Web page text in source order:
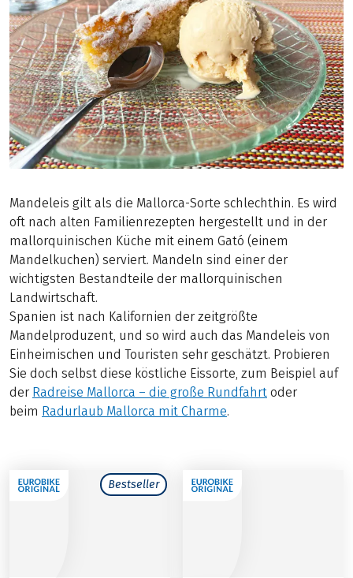
Mandeleis gilt als die Mallorca-Sorte schlechthin. Es wird
oft nach alten Familienrezepten hergestellt und in der
mallorquinischen Küche mit einem Gató (einem
Mandelkuchen) serviert. Mandeln sind einer der
wichtigsten Bestandteile der mallorquinischen
Landwirtschaft.
Spanien ist nach Kalifornien der zeitgrößte
Mandelproduzent, und so wird auch das Mandeleis von
Einheimischen und Touristen sehr geschätzt. Probieren
Sie doch selbst diese köstliche Eissorte, zum Beispiel auf
der Radreise Mallorca – die große Rundfahrt oder
beim Radurlaub Mallorca mit Charme.
Bestseller